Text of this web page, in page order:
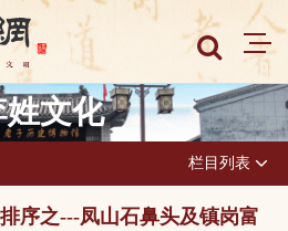
姓文化
栏目列表
序之---凤山石鼻头及镇岗富